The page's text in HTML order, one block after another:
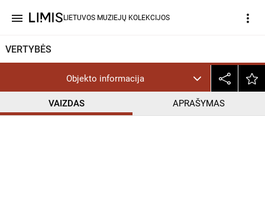
menu LIETUVOS MUZIEJŲ KOLEKCIJOS more_vert
VERTYBĖS
Objekto informacija
VAIZDAS APRAŠYMAS